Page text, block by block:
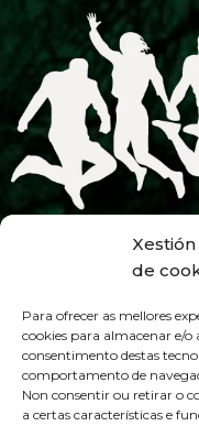
de
Para ofrecer as mellores
cookies para almacenar e/
consentimento destas
comportamento de
Non consentir ou retirar o
a certas características e